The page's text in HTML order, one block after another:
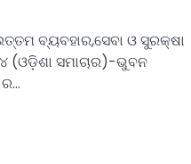
ଓ ସୁରକ୍ଷା
(ଓଡ଼ିଶା ସମାଚାର)-ଭୁବନ